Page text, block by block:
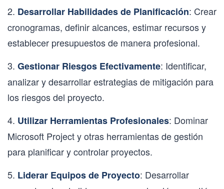
2. Desarrollar Habilidades de Planificación: Crear
cronogramas, definir alcances, estimar recursos y
establecer presupuestos de manera profesional.
3. Gestionar Riesgos Efectivamente: Identificar,
analizar y desarrollar estrategias de mitigación para
los riesgos del proyecto.
4. Utilizar Herramientas Profesionales: Dominar
Microsoft Project y otras herramientas de gestión
para planificar y controlar proyectos.
5. Liderar Equipos de Proyecto: Desarrollar